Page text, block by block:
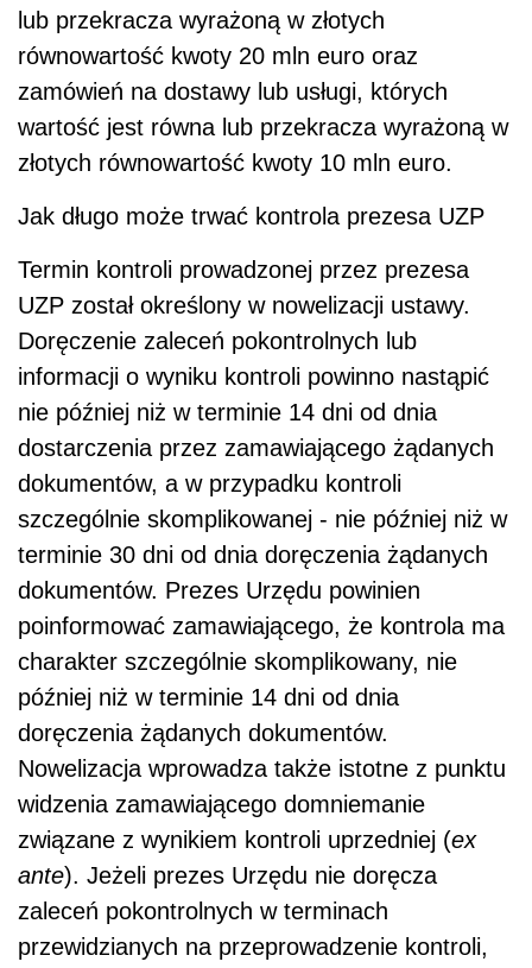
lub przekracza wyrażoną w złotych
równowartość kwoty 20 mln euro oraz
zamówień na dostawy lub usługi, których
wartość jest równa lub przekracza wyrażoną w
złotych równowartość kwoty 10 mln euro.
Jak długo może trwać kontrola prezesa UZP
Termin kontroli prowadzonej przez prezesa
UZP został określony w nowelizacji ustawy.
Doręczenie zaleceń pokontrolnych lub
informacji o wyniku kontroli powinno nastąpić
nie później niż w terminie 14 dni od dnia
dostarczenia przez zamawiającego żądanych
dokumentów, a w przypadku kontroli
szczególnie skomplikowanej - nie później niż w
terminie 30 dni od dnia doręczenia żądanych
dokumentów. Prezes Urzędu powinien
poinformować zamawiającego, że kontrola ma
charakter szczególnie skomplikowany, nie
później niż w terminie 14 dni od dnia
doręczenia żądanych dokumentów.
Nowelizacja wprowadza także istotne z punktu
widzenia zamawiającego domniemanie
związane z wynikiem kontroli uprzedniej (ex
ante). Jeżeli prezes Urzędu nie doręcza
zaleceń pokontrolnych w terminach
przewidzianych na przeprowadzenie kontroli,